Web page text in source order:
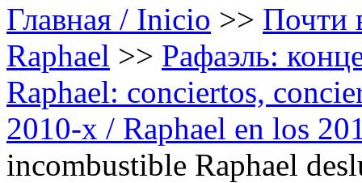
Главная / Inicio >> Почти
Raphael >> Рафаэль:
Raphael: conciertos,
2010-х / Raphael en los
incombustible Raphael